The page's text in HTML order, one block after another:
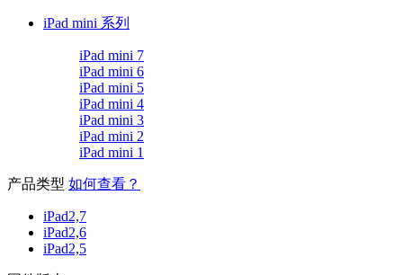
iPad mini 系列
iPad mini 7
iPad mini 6
iPad mini 5
iPad mini 4
iPad mini 3
iPad mini 2
iPad mini 1
产品类型 如何查看？
iPad2,7
iPad2,6
iPad2,5